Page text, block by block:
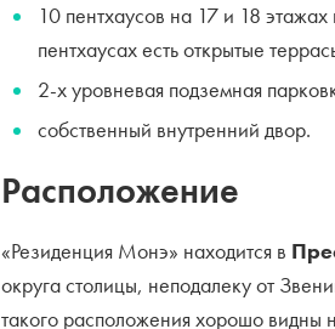
10 пентхаусов на 17 и 18
пентхаусах есть открытые
2-х уровневая подземная
собственный внутренний двор.
Расположение
«Резиденция Монэ» находится в
округа столицы, неподалеку от
такого расположения хорошо видны